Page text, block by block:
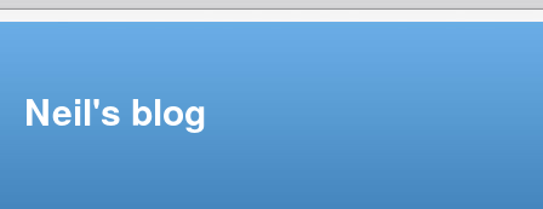
Neil's blog